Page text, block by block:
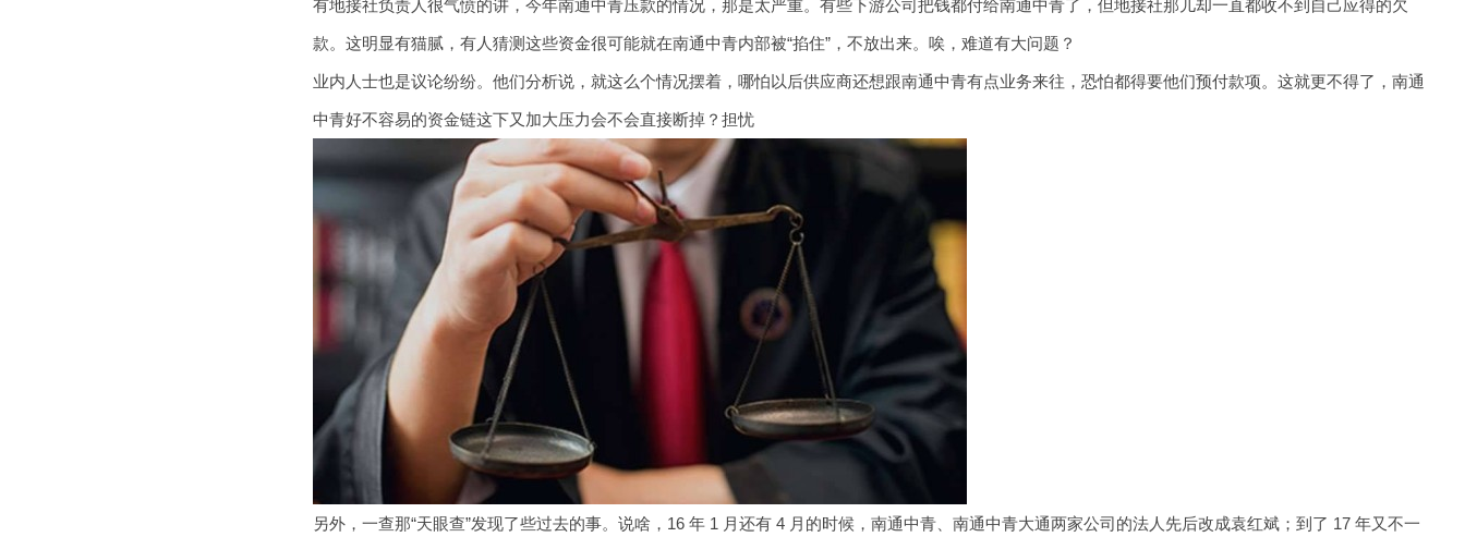
有地接社负责人很气愤的讲，今年南通中青压款的情况，那是太严重。有些下游公司把钱都付给南通中青了，但地接社那儿却一直都收不到自己应得的欠
款。这明显有猫腻，有人猜测这些资金很可能就在南通中青内部被“掐住”，不放出来。唉，难道有大问题？
业内人士也是议论纷纷。他们分析说，就这么个情况摆着，哪怕以后供应商还想跟南通中青有点业务来往，恐怕都得要他们预付款项。这就更不得了，南通
中青好不容易的资金链这下又加大压力会不会直接断掉？担忧
另外，一查那“天眼查”发现了些过去的事。说啥，16 年 1 月还有 4 月的时候，南通中青、南通中青大通两家公司的法人先后改成袁红斌；到了 17 年又不一